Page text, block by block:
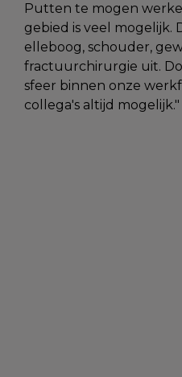
Putten te mogen
gebied is veel mogelijk.
elleboog, schouder,
fractuurchirurgie uit.
sfeer binnen onze
collega's altijd mogelijk.